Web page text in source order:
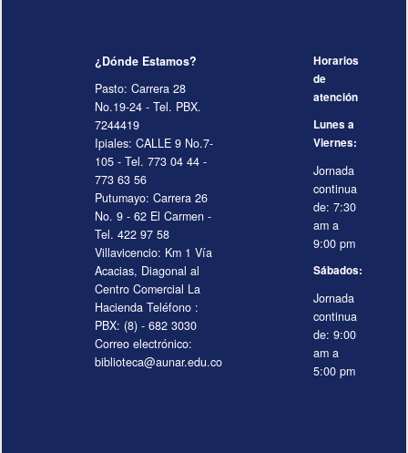
¿Dónde Estamos?
Pasto: Carrera 28
No.19-24 - Tel. PBX.
7244419
Ipiales: CALLE 9 No.7-
105 - Tel. 773 04 44 -
773 63 56
Putumayo: Carrera 26
No. 9 - 62 El Carmen -
Tel. 422 97 58
Villavicencio: Km 1 Vía
Acacias, Diagonal al
Centro Comercial La
Hacienda Teléfono :
PBX: (8) - 682 3030
Correo electrónico:
biblioteca@aunar.edu.co
Horarios
de
atención
Lunes a
Viernes:
Jornada
continua
de: 7:30
am a
9:00 pm
Sábados:
Jornada
continua
de: 9:00
am a
5:00 pm